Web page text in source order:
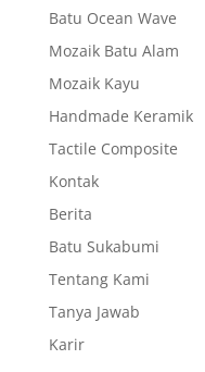
Batu Ocean Wave
Mozaik Batu Alam
Mozaik Kayu
Handmade Keramik
Tactile Composite
Kontak
Berita
Batu Sukabumi
Tentang Kami
Tanya Jawab
Karir